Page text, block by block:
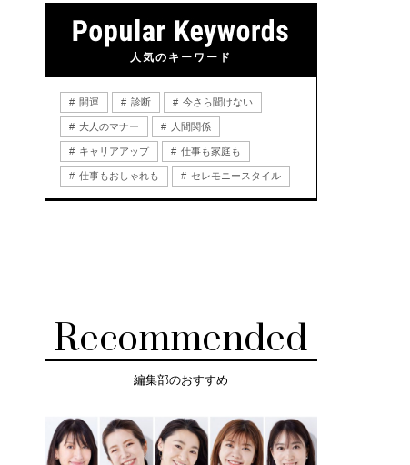
人気のキーワード
開運 診断 今さら聞けない
大人のマナー 人間関係
キャリアアップ 仕事も家庭も
仕事もおしゃれも セレモニースタイル
Recommended
編集部のおすすめ